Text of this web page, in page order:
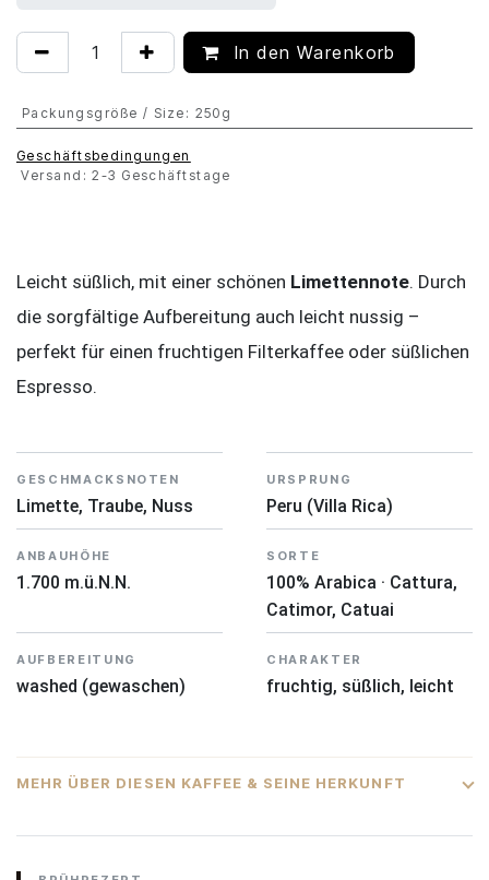
In den Warenkorb
Packungsgröße / Size : 250g
Geschäftsbedingungen
Versand: 2-3 Geschäftstage
Leicht süßlich, mit einer schönen Limettennote. Durch
die sorgfältige Aufbereitung auch leicht nussig –
perfekt für einen fruchtigen Filterkaffee oder süßlichen
Espresso.
GESCHMACKSNOTEN
Limette, Traube, Nuss
URSPRUNG
Peru (Villa Rica)
ANBAUHÖHE
1.700 m.ü.N.N.
SORTE
100% Arabica · Cattura,
Catimor, Catuai
AUFBEREITUNG
washed (gewaschen)
CHARAKTER
fruchtig, süßlich, leicht
MEHR ÜBER DIESEN KAFFEE & SEINE HERKUNFT